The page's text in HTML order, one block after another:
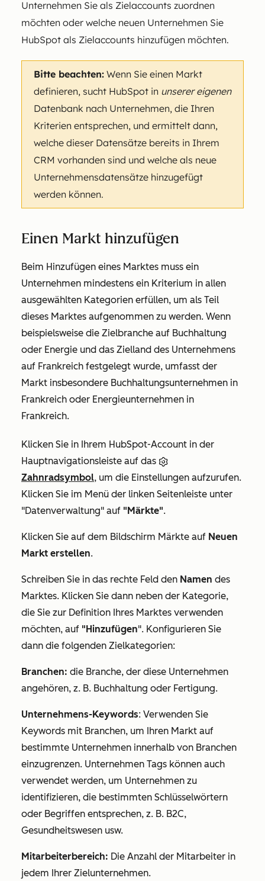
Unternehmen Sie als Zielaccounts zuordnen
möchten oder welche neuen Unternehmen Sie
HubSpot als Zielaccounts hinzufügen möchten.
Bitte beachten: Wenn Sie einen Markt
definieren, sucht HubSpot in unserer eigenen
Datenbank nach Unternehmen, die Ihren
Kriterien entsprechen, und ermittelt dann,
welche dieser Datensätze bereits in Ihrem
CRM vorhanden sind und welche als neue
Unternehmensdatensätze hinzugefügt
werden können.
Einen Markt hinzufügen
Beim Hinzufügen eines Marktes muss ein
Unternehmen mindestens ein Kriterium in allen
ausgewählten Kategorien erfüllen, um als Teil
dieses Marktes aufgenommen zu werden. Wenn
beispielsweise die Zielbranche auf Buchhaltung
oder Energie und das Zielland des Unternehmens
auf Frankreich festgelegt wurde, umfasst der
Markt insbesondere Buchhaltungsunternehmen in
Frankreich oder Energieunternehmen in
Frankreich.
Klicken Sie in Ihrem HubSpot-Account in der
Hauptnavigationsleiste auf das
Zahnradsymbol, um die Einstellungen aufzurufen.
Klicken Sie im Menü der linken Seitenleiste unter
"Datenverwaltung" auf "Märkte".
Klicken Sie auf dem Bildschirm Märkte auf Neuen
Markt erstellen.
Schreiben Sie in das rechte Feld den Namen des
Marktes. Klicken Sie dann neben der Kategorie,
die Sie zur Definition Ihres Marktes verwenden
möchten, auf "Hinzufügen". Konfigurieren Sie
dann die folgenden Zielkategorien:
Branchen: die Branche, der diese Unternehmen
angehören, z. B. Buchhaltung oder Fertigung.
Unternehmens-Keywords: Verwenden Sie
Keywords mit Branchen, um Ihren Markt auf
bestimmte Unternehmen innerhalb von Branchen
einzugrenzen. Unternehmen Tags können auch
verwendet werden, um Unternehmen zu
identifizieren, die bestimmten Schlüsselwörtern
oder Begriffen entsprechen, z. B. B2C,
Gesundheitswesen usw.
Mitarbeiterbereich: Die Anzahl der Mitarbeiter in
jedem Ihrer Zielunternehmen.